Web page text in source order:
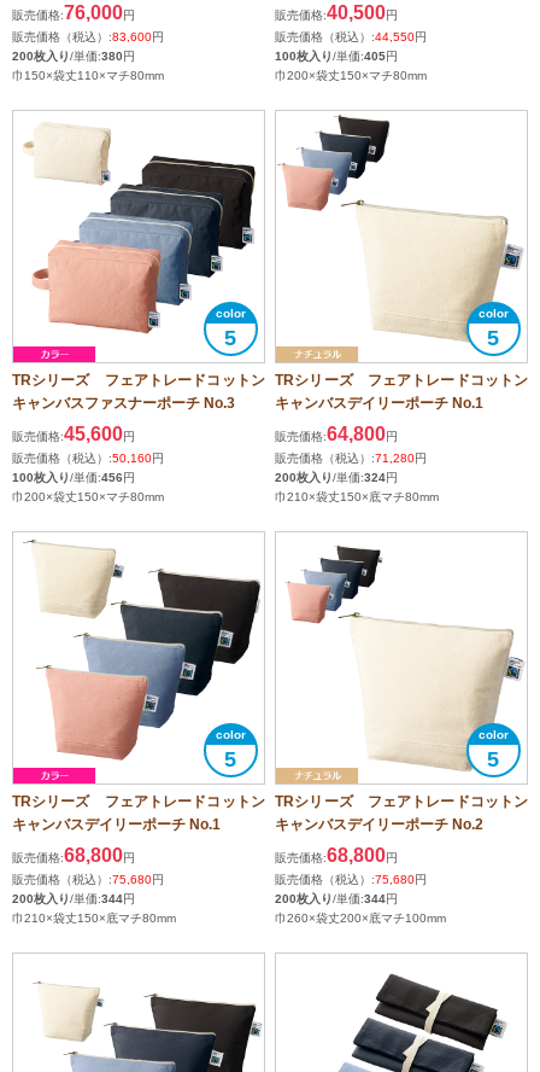
販売価格:76,000円
販売価格（税込）:83,600円
200枚入り/単価:380円
巾150×袋丈110×マチ80mm
販売価格:40,500円
販売価格（税込）:44,550円
100枚入り/単価:405円
巾200×袋丈150×マチ80mm
5
TRシリーズ フェアトレードコットン
キャンバスファスナーポーチ No.3
販売価格:45,600円
販売価格（税込）:50,160円
100枚入り/単価:456円
巾200×袋丈150×マチ80mm
5
TRシリーズ フェアトレードコットン
キャンバスデイリーポーチ No.1
販売価格:64,800円
販売価格（税込）:71,280円
200枚入り/単価:324円
巾210×袋丈150×底マチ80mm
5
TRシリーズ フェアトレードコットン
キャンバスデイリーポーチ No.1
販売価格:68,800円
販売価格（税込）:75,680円
200枚入り/単価:344円
巾210×袋丈150×底マチ80mm
5
TRシリーズ フェアトレードコットン
キャンバスデイリーポーチ No.2
販売価格:68,800円
販売価格（税込）:75,680円
200枚入り/単価:344円
巾260×袋丈200×底マチ100mm